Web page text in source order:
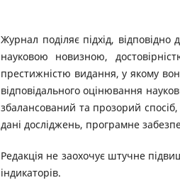
Журнал поділяє підхід,
науковою новизною,
престижністю видання, у якому
відповідального оцінювання
збалансований та прозорий
дані досліджень, програмне
Редакція не заохочує штучне
індикаторів.